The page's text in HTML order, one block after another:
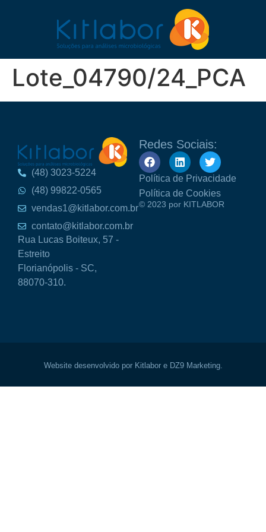
Lote_04790/24_PCA
(48) 3023-5224
(48) 99822-0565
vendas1@kitlabor.com.br
contato@kitlabor.com.br
Rua Lucas Boiteux, 57 -
Estreito
Florianópolis - SC,
88070-310.
Redes Sociais:
Política de Privacidade
Política de Cookies
© 2023 por KITLABOR
Website desenvolvido por Kitlabor e DZ9 Marketing.